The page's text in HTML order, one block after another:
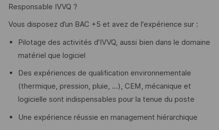
Responsable IVVQ ?
Vous disposez d’un BAC +5 et avez de l'expérience sur :
Pilotage des activités d'IVVQ, aussi bien dans le domaine
matériel que logiciel
Des expériences de qualification environnementale
(thermique, pression, pluie, ...), CEM, mécanique et
logicielle sont indispensables pour la tenue du poste
Une expérience réussie en management hiérarchique